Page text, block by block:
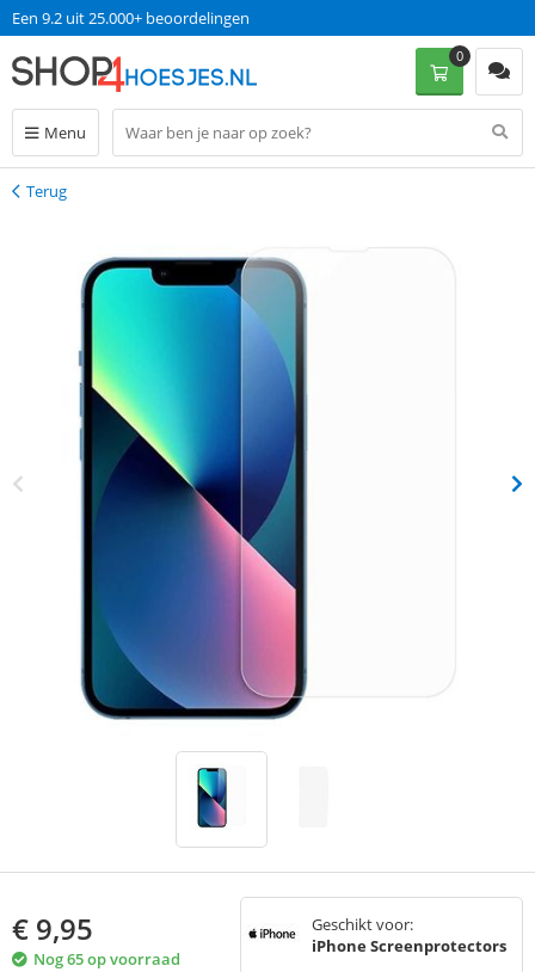
Een 9.2 uit 25.000+ beoordelingen
Menu
0
Terug
Terug
€ 9,95
Nog 65 op voorraad
Geschikt voor:
iPhone Screenprotectors